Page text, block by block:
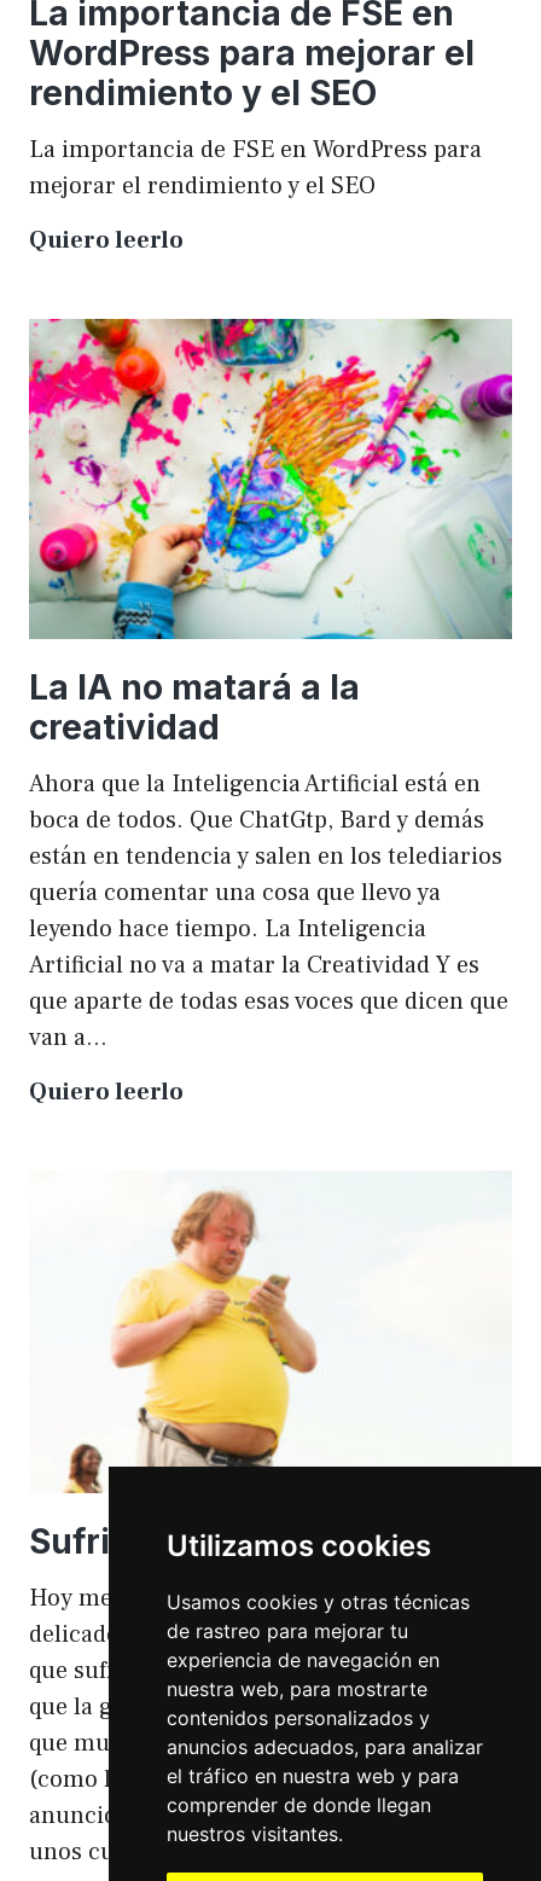
Utilizamos cookies
Usamos cookies y otras técnicas
de rastreo para mejorar tu
experiencia de navegación en
nuestra web, para mostrarte
contenidos personalizados y
anuncios adecuados, para analizar
el tráfico en nuestra web y para
comprender de donde llegan
nuestros visitantes.
La importancia de FSE en
WordPress para mejorar el
rendimiento y el SEO
La importancia de FSE en WordPress para
mejorar el rendimiento y el SEO
Quiero leerlo
de
FSE
en
WordPress
para
mejorar
el
rendimiento
y
el
SEO
La IA no matará a la
creatividad
Ahora que la Inteligencia Artificial está en
boca de todos. Que ChatGtp, Bard y demás
están en tendencia y salen en los telediarios
quería comentar una cosa que llevo ya
leyendo hace tiempo. La Inteligencia
Artificial no va a matar la Creatividad Y es
que aparte de todas esas voces que dicen que
van a…
Quiero leerlo
matará
a
la
creatividad
Sufriendo la gordofobia
Hoy me apetece hablar de un temita
delicado. Hoy hablo de gordofobia. Una cosa
que sufro día si día también. Gordofobia Y es
que la gordofobia es algo que existe. Algo
que muchas personas sufrimos en silencio
(como las hemorroides, al igual que en el
anuncio). Nos están vendiendo siempre
unos cuerpos normativos y en…